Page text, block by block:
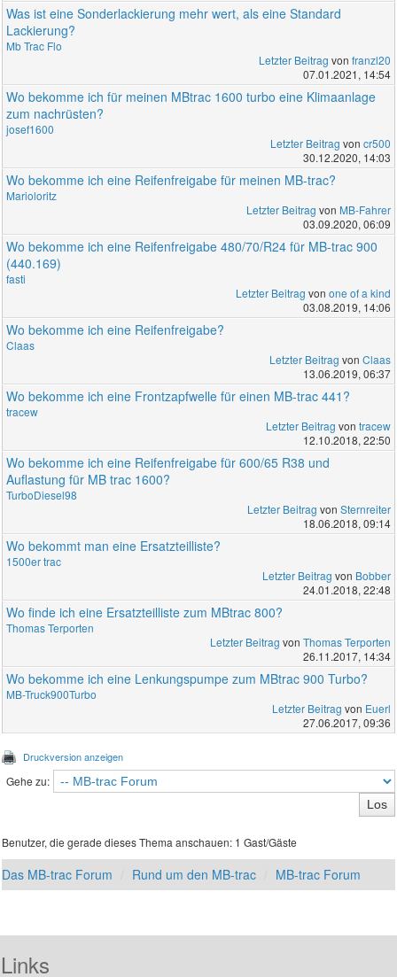
Was ist eine Sonderlackierung mehr wert, als eine Standard
Lackierung?
Mb Trac Flo
Letzter Beitrag von franzl20
07.01.2021, 14:54
Wo bekomme ich für meinen MBtrac 1600 turbo eine Klimaanlage
zum nachrüsten?
josef1600
Letzter Beitrag von cr500
30.12.2020, 14:03
Wo bekomme ich eine Reifenfreigabe für meinen MB-trac?
Marioloritz
Letzter Beitrag von MB-Fahrer
03.09.2020, 06:09
Wo bekomme ich eine Reifenfreigabe 480/70/R24 für MB-trac 900
(440.169)
fasti
Letzter Beitrag von one of a kind
03.08.2019, 14:06
Wo bekomme ich eine Reifenfreigabe?
Claas
Letzter Beitrag von Claas
13.06.2019, 06:37
Wo bekomme ich eine Frontzapfwelle für einen MB-trac 441?
tracew
Letzter Beitrag von tracew
12.10.2018, 22:50
Wo bekomme ich eine Reifenfreigabe für 600/65 R38 und
Auflastung für MB trac 1600?
TurboDiesel98
Letzter Beitrag von Sternreiter
18.06.2018, 09:14
Wo bekommt man eine Ersatzteilliste?
1500er trac
Letzter Beitrag von Bobber
24.01.2018, 22:48
Wo finde ich eine Ersatzteilliste zum MBtrac 800?
Thomas Terporten
Letzter Beitrag von Thomas Terporten
26.11.2017, 14:34
Wo bekomme ich eine Lenkungspumpe zum MBtrac 900 Turbo?
MB-Truck900Turbo
Letzter Beitrag von Euerl
27.06.2017, 09:36
Druckversion anzeigen
Gehe zu:
Benutzer, die gerade dieses Thema anschauen: 1 Gast/Gäste
Das MB-trac Forum Rund um den MB-trac MB-trac Forum
Links